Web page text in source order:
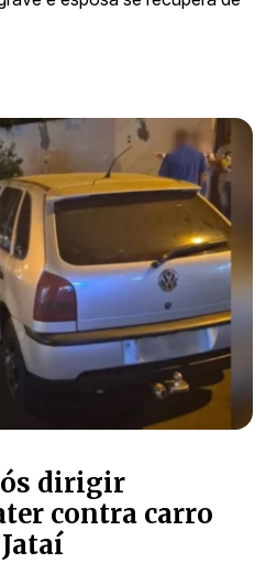
dirigir
contra carro